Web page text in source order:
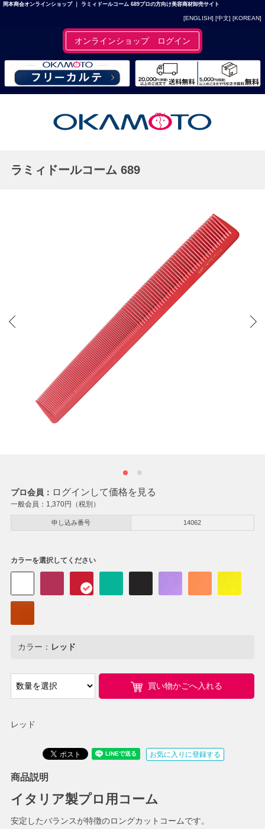
岡本商会オンラインショップ ｜ ラミィドールコーム 689プロの方向け美容商材卸売サイト
[ENGLISH] [中文] [KOREAN]
オンラインショップ ログイン
ラミィドールコーム 689
プロ会員： ログインして価格を見る
一般会員： 1,370円（税別）
申し込み番号 14062
レッド
カラーを選択してください
カラー： レッド
買い物かごへ入れる
お気に入りに登録する
商品説明
イタリア製プロ用コーム
安定したバランスが特徴のロングカットコームです。